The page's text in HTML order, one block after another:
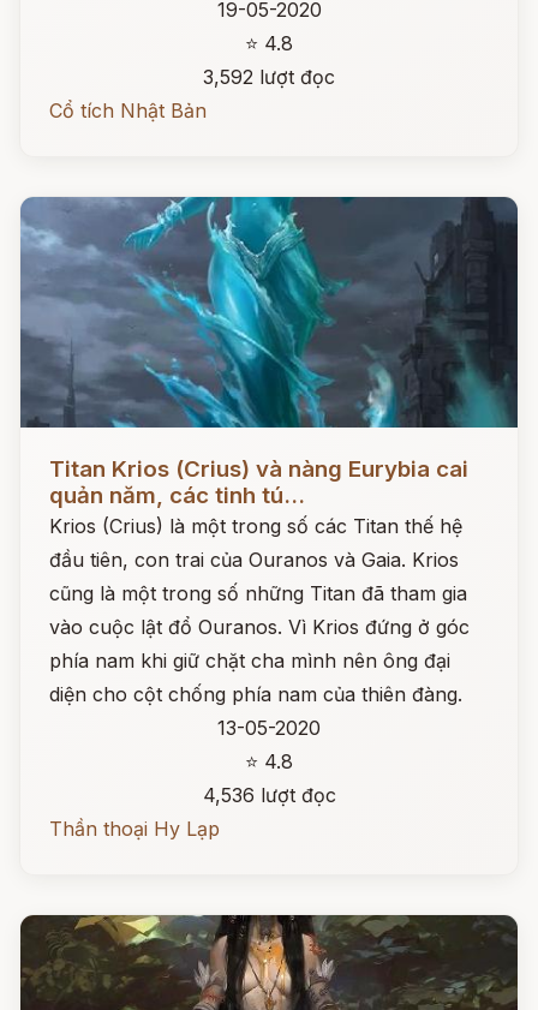
19-05-2020
⭐ 4.8
3,592 lượt đọc
Cổ tích Nhật Bản
Titan Krios (Crius) và nàng Eurybia cai
quản năm, các tinh tú...
Krios (Crius) là một trong số các Titan thế hệ
đầu tiên, con trai của Ouranos và Gaia. Krios
cũng là một trong số những Titan đã tham gia
vào cuộc lật đổ Ouranos. Vì Krios đứng ở góc
phía nam khi giữ chặt cha mình nên ông đại
diện cho cột chống phía nam của thiên đàng.
13-05-2020
⭐ 4.8
4,536 lượt đọc
Thần thoại Hy Lạp